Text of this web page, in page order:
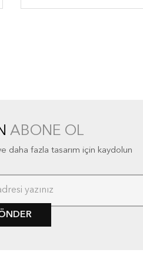
ABONE OL
daha fazla tasarım için kaydolun